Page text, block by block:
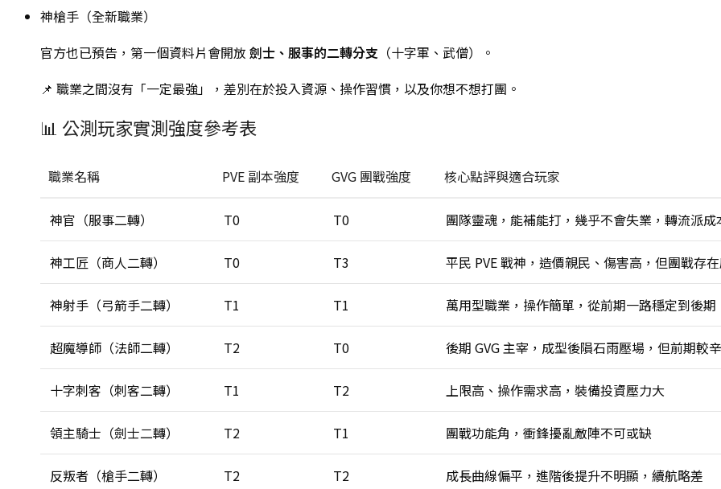
神槍手（全新職業）
官方也已預告，第一個資料片會開放 劍士、服事的二轉分支 （十字軍、武僧）。
📌 職業之間沒有「一定最強」，差別在於投入資源、操作習慣，以及你想不想打團。
📊 公測玩家實測強度參考表
職業名稱 PVE 副本強度 GVG 團戰強度 核心點評與適合玩家
神官（服事二轉） T0 T0 團隊靈魂，能補能打，幾乎不會失業，轉流派成
神工匠（商人二轉） T0 T3 平民 PVE 戰神，造價親民、傷害高，但團戰存
神射手（弓箭手二轉） T1 T1 萬用型職業，操作簡單，從前期一路穩定到後期
超魔導師（法師二轉） T2 T0 後期 GVG 主宰，成型後隕石雨壓場，但前期較
十字刺客（刺客二轉） T1 T2 上限高、操作需求高，裝備投資壓力大
領主騎士（劍士二轉） T2 T1 團戰功能角，衝鋒擾亂敵陣不可或缺
反叛者（槍手二轉） T2 T2 成長曲線偏平，進階後提升不明顯，續航略差